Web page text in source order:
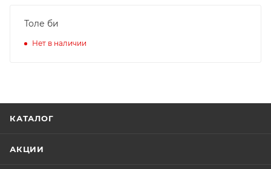
Толе би
Нет в наличии
КАТАЛОГ
АКЦИИ